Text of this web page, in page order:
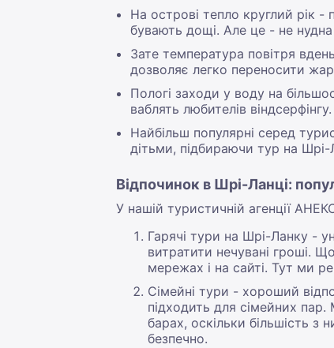
На острові тепло круглий рік -
бувають дощі. Але це - не нудна
Зате температура повітря
дозволяє легко переносити
Пологі заходи у воду на
ваблять любителів віндсерфінгу.
Найбільш популярні серед
дітьми, підбираючи тур на Шрі-
Відпочинок в Шрі-Ланці:
У нашій туристичній агенції
Гарячі тури на Шрі-Ланку -
витратити нечувані гроші.
мережах і на сайті. Тут ми
Сімейні тури - хороший
підходить для сімейних пар.
барах, оскільки більшість з
безпечно.